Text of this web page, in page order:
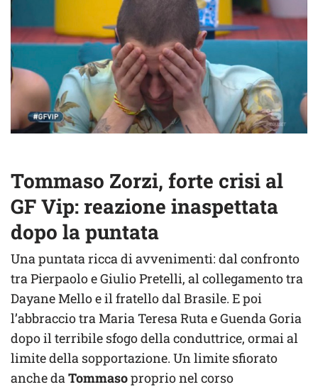
Tommaso Zorzi, forte crisi al
GF Vip: reazione inaspettata
dopo la puntata
Una puntata ricca di avvenimenti: dal confronto
tra Pierpaolo e Giulio Pretelli, al collegamento tra
Dayane Mello e il fratello dal Brasile. E poi
l’abbraccio tra Maria Teresa Ruta e Guenda Goria
dopo il terribile sfogo della conduttrice, ormai al
limite della sopportazione. Un limite sfiorato
anche da Tommasoproprio nel corso